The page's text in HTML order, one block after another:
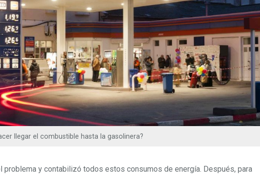
llegar el combustible hasta la gasolinera?
problema y contabilizó todos estos consumos de energía. Después, para